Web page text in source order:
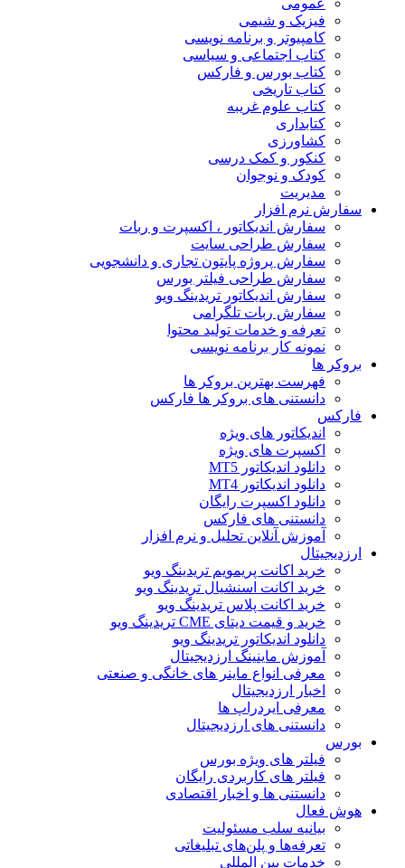
فیزیک و شیمی
کامپیوتر و برنامه نویسی
کتاب اجتماعی و سیاسی
کتاب بورس و فارکس
کتاب تاریخی
کتاب علوم غریبه
کتابداری
کشاورزی
کنکور و کمک‌ درسی
کودک و نوجوان
مدیریت
سفارش نرم افزار
سفارش اندیکاتور ، اکسپرت و ربات
سفارش طراحی سایت
سفارش پروژه پایتون تجاری و دانشجویی
سفارش طراحی فیلتر بورس
سفارش اندیکاتور تریدینگ ویو
سفارش ربات تلگرامی
تعرفه و خدمات تولید محتوا
نمونه کار برنامه نویسی
بروکر ها
فهرست بهترین بروکر ها
دانستنی های بروکر ها فارکس
فارکس
اندیکاتور های ویژه
اکسپرت های ویژه
دانلود اندیکاتور MT5
دانلود اندیکاتور MT4
دانلود اکسپرت رایگان
دانستنی های فارکس
آموزش آنلاین تحلیل و نرم افزار
ارزدیجیتال
خرید اکانت پریمویم تریدینگ ویو
خرید اکانت اسنشیال تریدینگ ویو
خرید اکانت پلاس تریدینگ ویو
خرید و قیمت دیتای CME تریدینگ ویو
دانلود اندیکاتور تریدینگ ویو
آموزش ماینینگ ارزدیجیتال
معرفی انواع ماینر های خانگی و صنعتی
اخبار ارزدیجیتال
معرفی ایردراپ ها
دانستنی های ارزدیجیتال
بورس
فیلتر های ویژه بورس
فیلتر های کاربردی رایگان
دانستنی ها و اخبار اقتصادی
هوش فعال
بیانیه سلب مسئولیت
تعرفه‌ها و پلن‌های تبلیغاتی
خدمات بین المللی